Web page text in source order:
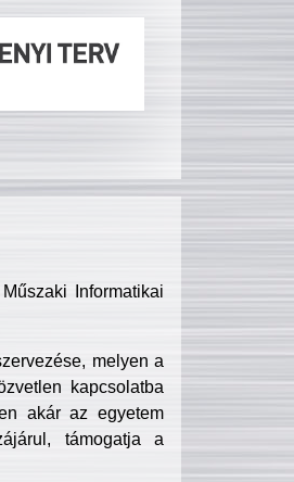
Informatikai
melyen a
kapcsolatba
akár az egyetem
támogatja a